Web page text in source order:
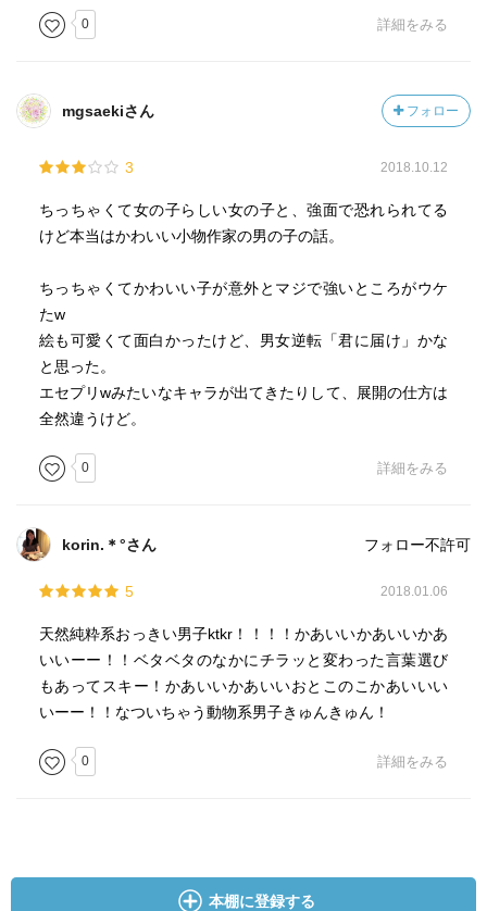
0 詳細をみる
mgsaekiさん フォロー
3 2018.10.12
ちっちゃくて女の子らしい女の子と、強面で恐れられてる
けど本当はかわいい小物作家の男の子の話。
ちっちゃくてかわいい子が意外とマジで強いところがウケ
たw
絵も可愛くて面白かったけど、男女逆転「君に届け」かな
と思った。
エセプリwみたいなキャラが出てきたりして、展開の仕方は
全然違うけど。
0 詳細をみる
korin.＊°さん フォロー不許可
5 2018.01.06
天然純粋系おっきい男子ktkr！！！！かあいいかあいいかあ
いいーー！！ベタベタのなかにチラッと変わった言葉選び
もあってスキー！かあいいかあいいおとこのこかあいいい
いーー！！なついちゃう動物系男子きゅんきゅん！
0 詳細をみる
本棚に登録する